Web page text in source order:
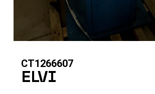
CT1266607
ELVI